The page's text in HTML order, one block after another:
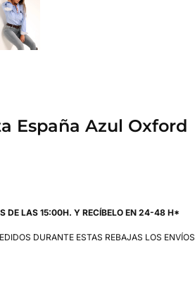
España Azul Oxford
DE LAS 15:00H. Y RECÍBELO EN 24-48 H*
DURANTE ESTAS REBAJAS LOS ENVÍOS